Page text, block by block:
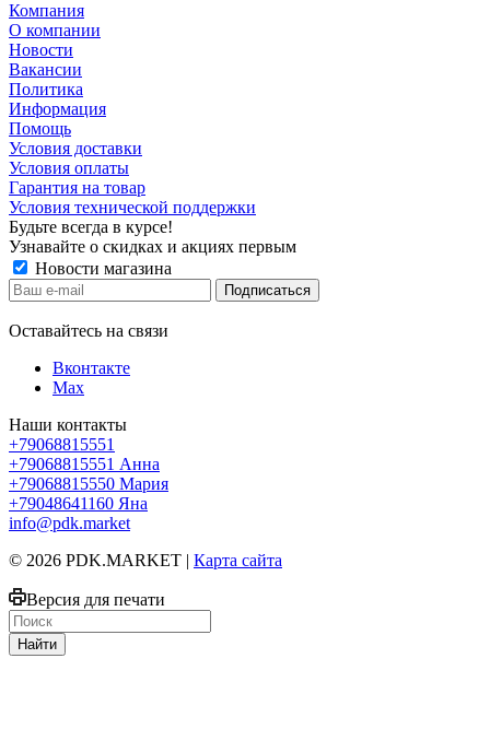
Компания
О компании
Новости
Вакансии
Политика
Информация
Помощь
Условия доставки
Условия оплаты
Гарантия на товар
Условия технической поддержки
Будьте всегда в курсе!
Узнавайте о скидках и акциях первым
Новости магазина
Оставайтесь на связи
Вконтакте
Max
Наши контакты
+79068815551
+79068815551 Анна
+79068815550 Мария
+79048641160 Яна
info@pdk.market
© 2026 PDK.MARKET | Карта сайта
Версия для печати
Найти